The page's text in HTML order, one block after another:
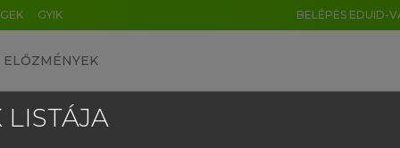
GYIK BELÉPÉS EDUID-
ELŐZMÉNYEK
LISTÁJA